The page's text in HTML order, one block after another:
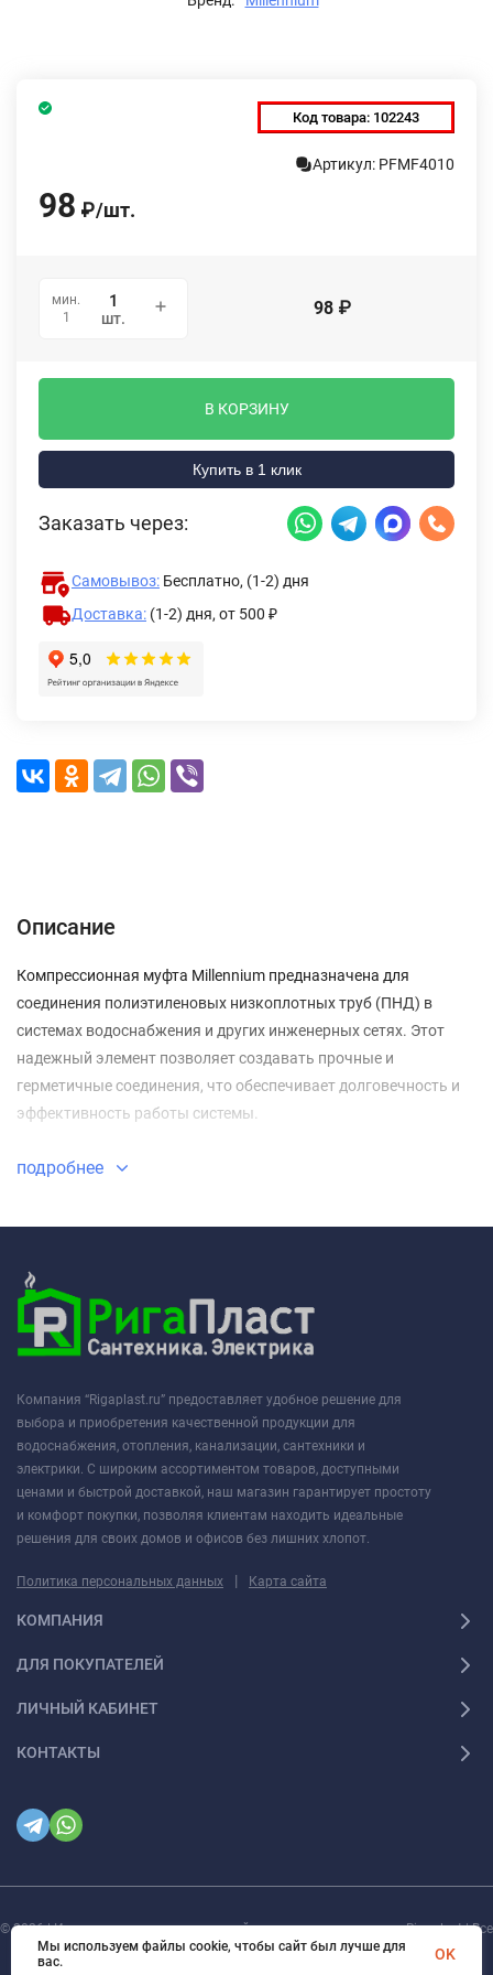
Код товара: 102243
Артикул: PFMF4010
98 ₽/шт.
мин.
1
шт. 98 ₽
В КОРЗИНУ
Купить в 1 клик
Заказать через:
Самовывоз: Бесплатно, (1-2) дня
Доставка: (1-2) дня, от 500 ₽
Описание
Компрессионная муфта Millennium предназначена для
соединения полиэтиленовых низкоплотных труб (ПНД) в
системах водоснабжения и других инженерных сетях. Этот
надежный элемент позволяет создавать прочные и
герметичные соединения, что обеспечивает долговечность и
эффективность работы системы.
подробнее
Компания “Rigaplast.ru” предоставляет удобное решение для
выбора и приобретения качественной продукции для
водоснабжения, отопления, канализации, сантехники и
электрики. С широким ассортиментом товаров, доступными
ценами и быстрой доставкой, наш магазин гарантирует простоту
и комфорт покупки, позволяя клиентам находить идеальные
решения для своих домов и офисов без лишних хлопот.
Политика персональных данных | Карта сайта
КОМПАНИЯ
ДЛЯ ПОКУПАТЕЛЕЙ
ЛИЧНЫЙ КАБИНЕТ
КОНТАКТЫ
© 2026 | Интернет магазин инженерной сантехники и электрики Rigaplast | Все
права защищены
Мы используем файлы cookie, чтобы сайт был лучше для
вас.
OK